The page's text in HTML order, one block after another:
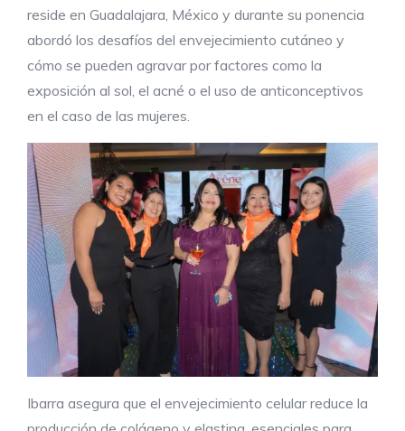
reside en Guadalajara, México y durante su ponencia
abordó los desafíos del envejecimiento cutáneo y
cómo se pueden agravar por factores como la
exposición al sol, el acné o el uso de anticonceptivos
en el caso de las mujeres.
Ibarra asegura que el envejecimiento celular reduce la